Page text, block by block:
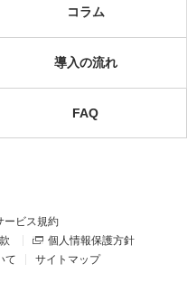
コラム
導入の流れ
FAQ
ービス規約
個人情報保護方針
て
サイトマップ